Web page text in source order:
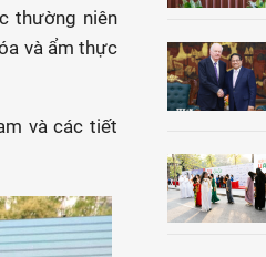
thường niên
và ẩm thực
và các tiết